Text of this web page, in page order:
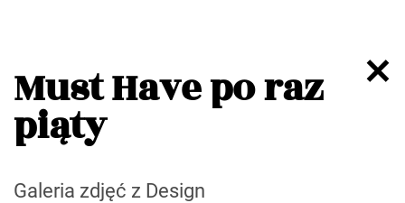
Must Have po raz
piąty
Galeria zdjęć z Design